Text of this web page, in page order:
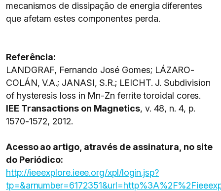
mecanismos de dissipação de energia diferentes
que afetam estes componentes perda.
Referência:
LANDGRAF, Fernando José Gomes; LÁZARO-
COLÁN, V.A.; JANASI, S.R.; LEICHT. J. Subdivision
of hysteresis loss in Mn-Zn ferrite toroidal cores.
IEE Transactions on Magnetics, v. 48, n. 4, p.
1570-1572, 2012.
Acesso ao artigo, através de assinatura, no site
do Periódico:
http://ieeexplore.ieee.org/xpl/login.jsp?